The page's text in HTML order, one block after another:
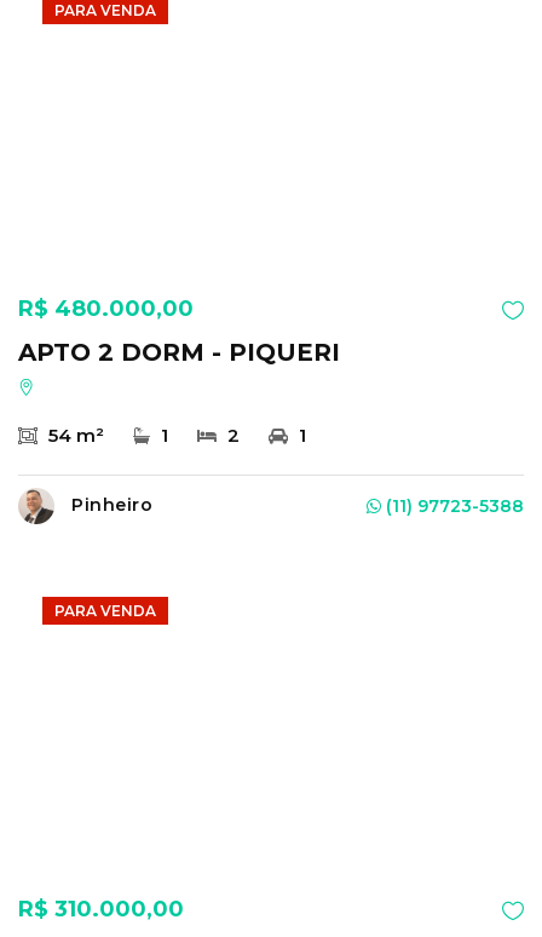
PARA VENDA
R$ 480.000,00
APTO 2 DORM - PIQUERI
54 m² 1 2 1
Pinheiro (11) 97723-5388
PARA VENDA
R$ 310.000,00